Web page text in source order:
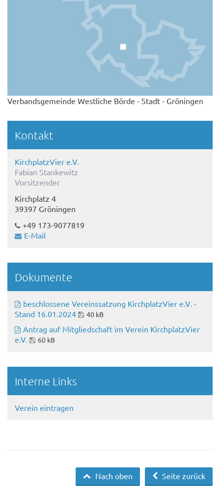
Verbandsgemeinde Westliche Börde - Stadt - Gröningen
Kontakt
KirchplatzVier e.V.
Fabian Stankewitz
Vorsitzender
Kirchplatz 4
39397 Gröningen
+49 173-9077819
E-Mail
Dokumente
beschlossene Vereinssatzung KirchplatzVier e.V. -
Stand 16.01.2024
40 kB
Antrag auf Mitgliedschaft im Verein KirchplatzVier
e.V.
60 kB
Interne Links
Verein eintragen
Seite zurück
Nach oben